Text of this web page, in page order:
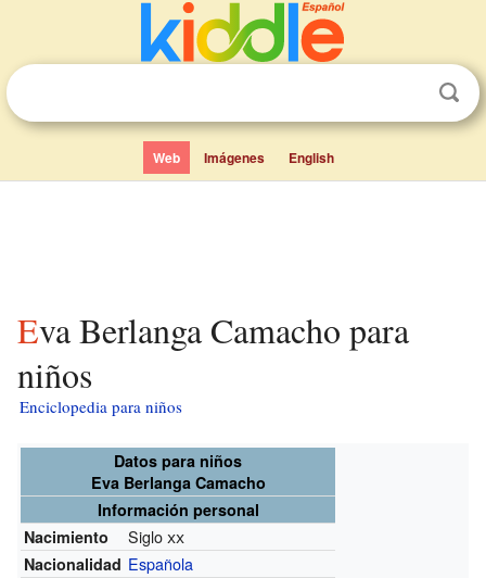
Web Imágenes English
Eva Berlanga Camacho para
niños
Enciclopedia para niños
Datos para niños
Eva Berlanga Camacho
Información personal
Nacimiento
Sigloxx
Nacionalidad Española